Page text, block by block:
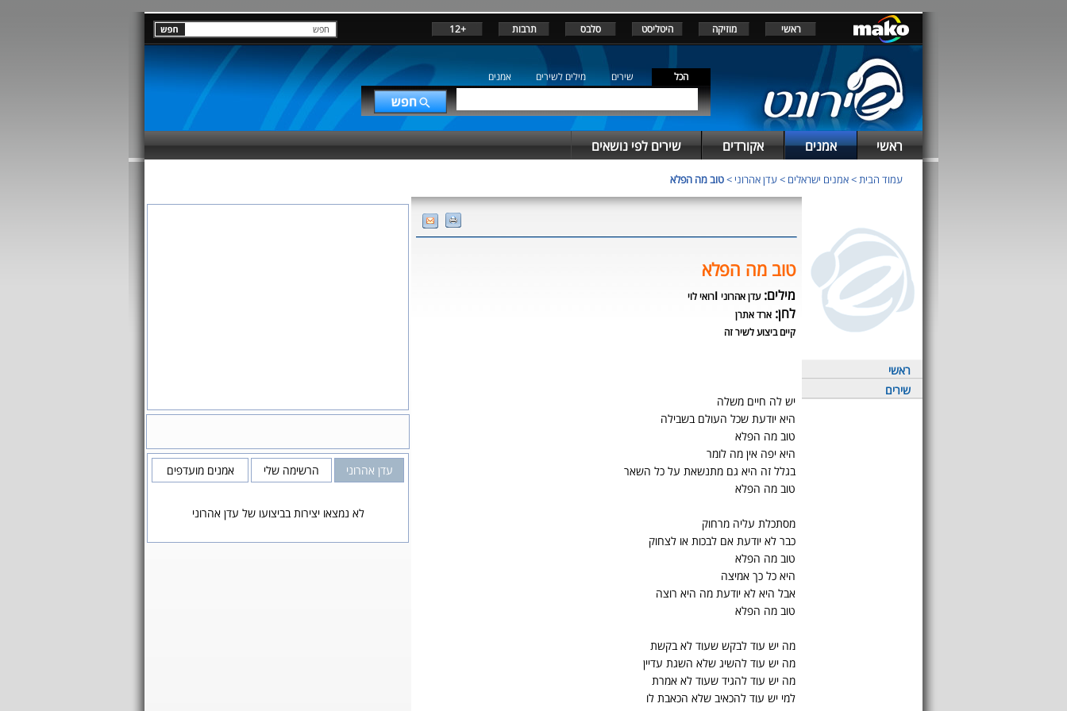
ראשי מוזיקה היטליסט סלבס תרבות +12
הכל שירים מילים לשירים אמנים
ראשי אמנים אקורדים שירים לפי נושאים
עמוד הבית>אמנים ישראלים >עדן אהרוני >טוב מה הפלא
ראשי
שירים
טוב מה הפלא
מילים:עדן אהרוני ורואי לוי
לחן: ארד אתרן
קיים ביצוע לשיר זה
יש לה חיים משלה
היא יודעת שכל העולם בשבילה
טוב מה הפלא
היא יפה אין מה לומר
בגלל זה היא גם מתנשאת על כל השאר
טוב מה הפלא
מסתכלת עליה מרחוק
כבר לא יודעת אם לבכות או לצחוק
טוב מה הפלא
היא כל כך אמיצה
אבל היא לא יודעת מה היא רוצה
טוב מה הפלא
מה יש עוד לבקש שעוד לא בקשת
מה יש עוד להשיג שלא השגת עדיין
מה יש עוד להגיד שעוד לא אמרת
למי יש עוד להכאיב שלא הכאבת לו
עדן אהרוני הרשימה שלי אמנים מועדפים
לא נמצאו יצירות בביצועו של עדן אהרוני